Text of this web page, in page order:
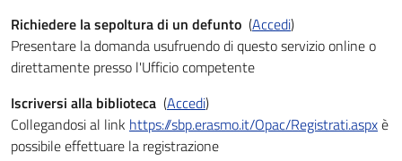
Richiedere la sepoltura di un defunto (Accedi)
Presentare la domanda usufruendo di questo servizio online o
direttamente presso l'Ufficio competente
Iscriversi alla biblioteca (Accedi)
Collegandosi al link https://sbp.erasmo.it/Opac/Registrati.aspxè
possibile effettuare la registrazione